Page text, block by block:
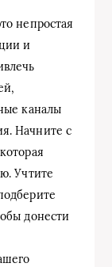
непростая
и
каналы
Начните с
Учтите
донести